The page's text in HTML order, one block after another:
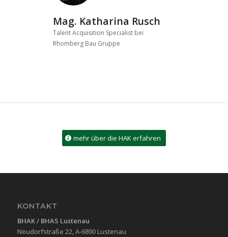
Mag. Katharina Rusch
Talent Acquisition Specialist bei
Rhomberg Bau Gruppe
mehr über die HAK erfahren
KONTAKT
BHAK / BHAS Lustenau
Neudorfstraße 22, A-6890 Lustenau